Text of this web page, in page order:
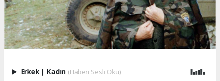
Erkek | Kadın (Haberi Sesli Oku)